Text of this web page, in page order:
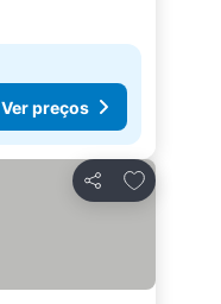
Ver preços
Partilhar
Adicionar